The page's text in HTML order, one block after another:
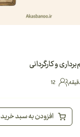
و کارگردانی
12
افزودن به سبد خرید